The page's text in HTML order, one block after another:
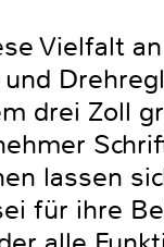
Vielfalt
drei Zoll
lassen
für ihre